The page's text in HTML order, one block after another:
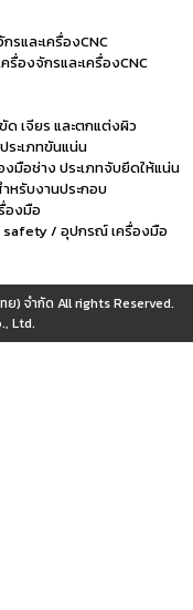
รและเครื่องCNC
องจักรและเครื่องCNC
เจียร และตกแต่งผิว
ะเภทขันแน่น
มือช่าง ประเภทจับยึดให้แน่น
หรับงานประกอบ
องมือ
/ อุปกรณ์ เครื่องมือ
ย) จำกัด All rights Reserved.
Ltd.